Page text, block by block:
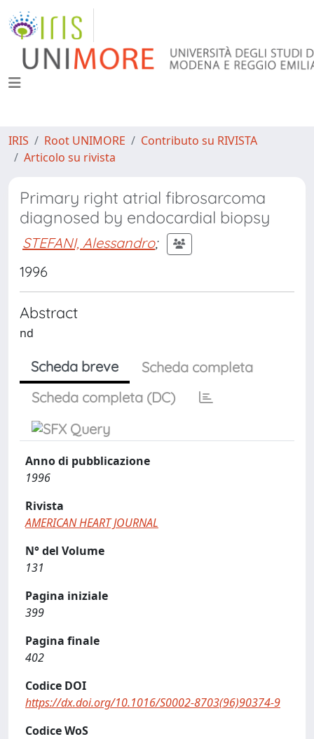
IRIS Root UNIMORE
Contributo su RIVISTA
Articolo su rivista
Primary right atrial fibrosarcoma
diagnosed by endocardial biopsy
STEFANI, Alessandro;
1996
Abstract
nd
Scheda breve
Scheda completa
Scheda completa (DC)
Anno di pubblicazione
1996
Rivista
AMERICAN HEART JOURNAL
N° del Volume
131
Pagina iniziale
399
Pagina finale
402
Codice DOI
https://dx.doi.org/10.1016/S0002-8703(96)90374-9
Codice WoS